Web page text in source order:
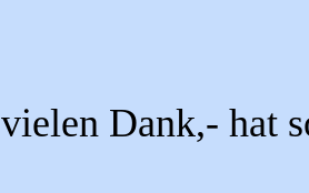
vielen Dank,- hat